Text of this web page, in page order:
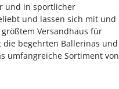
und in sportlicher
und lassen sich mit und
Versandhaus für
die begehrten Ballerinas und
umfangreiche Sortiment von